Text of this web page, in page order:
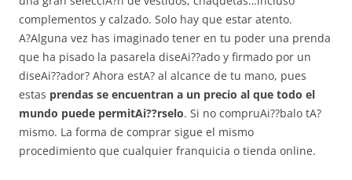
complementos y calzado. Solo hay que estar atento.
A?Alguna vez has imaginado tener en tu poder una prenda
que ha pisado la pasarela diseAi??ado y firmado por un
diseAi??ador? Ahora estA? al alcance de tu mano, pues
estas prendas se encuentran a un precio al que todo el
mundo puede permitAi??rselo. Si no compruAi??balo tA?
mismo. La forma de comprar sigue el mismo
procedimiento que cualquier franquicia o tienda online.